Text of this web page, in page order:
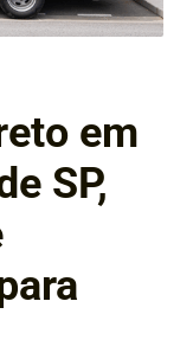
em
SP,